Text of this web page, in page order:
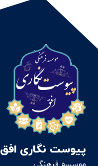
پیوست نگاری افق